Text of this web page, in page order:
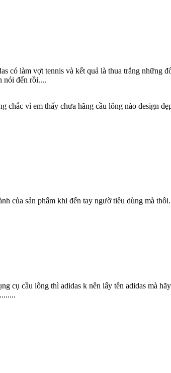
có làm vợt tennis và kết quả là thua trắng những
nói đến rồi....
chắc vì em thấy chưa hãng cầu lông nào design
của sản phẩm khi đến tay ngườ tiêu dùng mà thôi.
cụ cầu lông thì adidas k nên lấy tên adidas mà